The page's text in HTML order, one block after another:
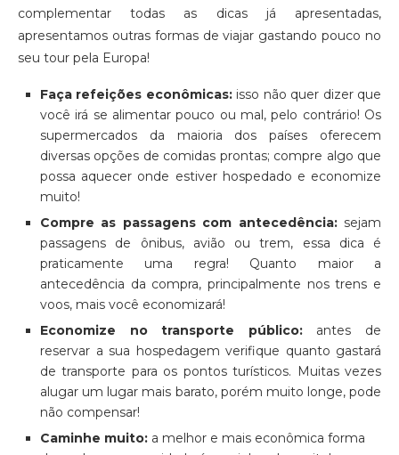
complementar todas as dicas já apresentadas,
apresentamos outras formas de viajar gastando pouco no
seu tour pela Europa!
Faça refeições econômicas: isso não quer dizer que
você irá se alimentar pouco ou mal, pelo contrário! Os
supermercados da maioria dos países oferecem
diversas opções de comidas prontas; compre algo que
possa aquecer onde estiver hospedado e economize
muito!
Compre as passagens com antecedência: sejam
passagens de ônibus, avião ou trem, essa dica é
praticamente uma regra! Quanto maior a
antecedência da compra, principalmente nos trens e
voos, mais você economizará!
Economize no transporte público: antes de
reservar a sua hospedagem verifique quanto gastará
de transporte para os pontos turísticos. Muitas vezes
alugar um lugar mais barato, porém muito longe, pode
não compensar!
Caminhe muito: a melhor e mais econômica forma